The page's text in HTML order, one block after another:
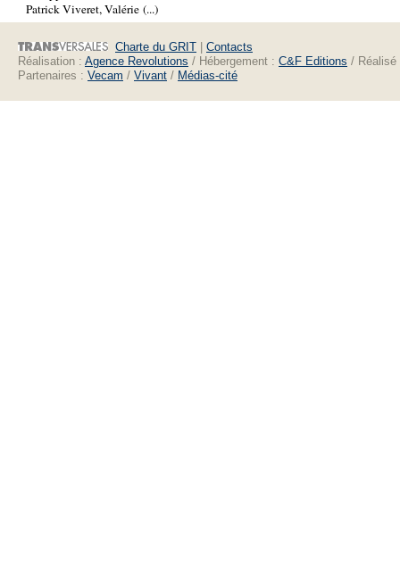
Patrick Viveret, Valérie (...)
Charte du GRIT | Contacts
Réalisation : Agence Revolutions / Hébergement : C&F Editions /
Partenaires : Vecam / Vivant / Médias-cité